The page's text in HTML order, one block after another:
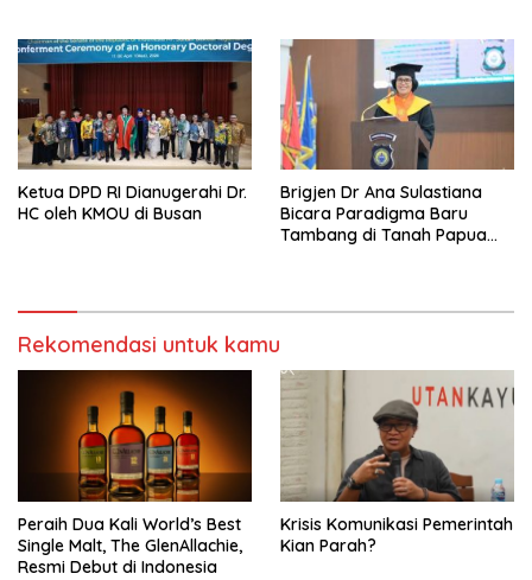
Ketua DPD RI Dianugerahi Dr.
HC oleh KMOU di Busan
Brigjen Dr Ana Sulastiana
Bicara Paradigma Baru
Tambang di Tanah Papua
Rekomendasi untuk kamu
Peraih Dua Kali World’s Best
Single Malt, The GlenAllachie,
Resmi Debut di Indonesia
Krisis Komunikasi Pemerintah
Kian Parah?